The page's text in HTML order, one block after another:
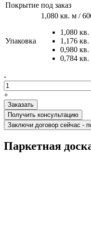
Покрытие под заказ
Упаковка
1,080 кв. м /
1,080
1,176
0,980
0,784
-
+
Получить консультацию
Заключи договор сейчас -
Паркетная